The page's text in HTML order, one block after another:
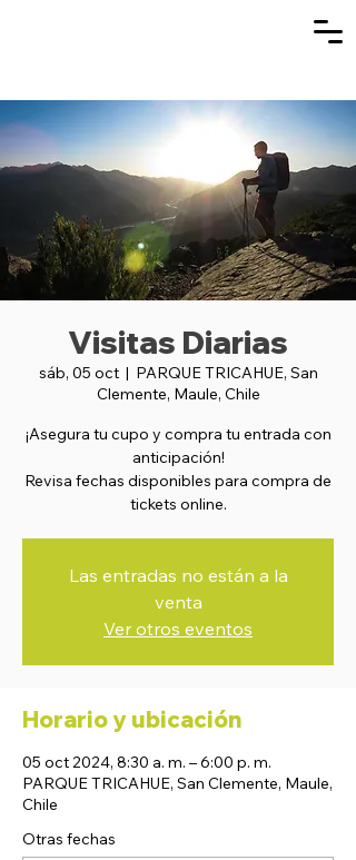
Visitas Diarias
sáb, 05 oct
  |
PARQUE TRICAHUE, San
Clemente, Maule, Chile
¡Asegura tu cupo y compra tu entrada con
anticipación!
Revisa fechas disponibles para compra de
tickets online.
Las entradas no están a la
venta
Ver otros eventos
Horario y ubicación
05 oct 2024, 8:30 a. m. – 6:00 p. m.
PARQUE TRICAHUE, San Clemente, Maule,
Chile
Otras fechas